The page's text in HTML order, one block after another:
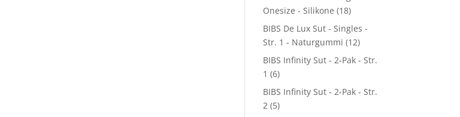
Onesize - Silikone (18)
BIBS De Lux Sut - Singles -
Str. 1 - Naturgummi (12)
BIBS Infinity Sut - 2-Pak - Str.
1 (6)
BIBS Infinity Sut - 2-Pak - Str.
2 (5)